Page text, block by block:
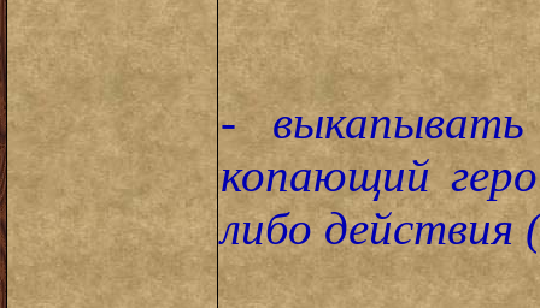
-
копающий
либо действия